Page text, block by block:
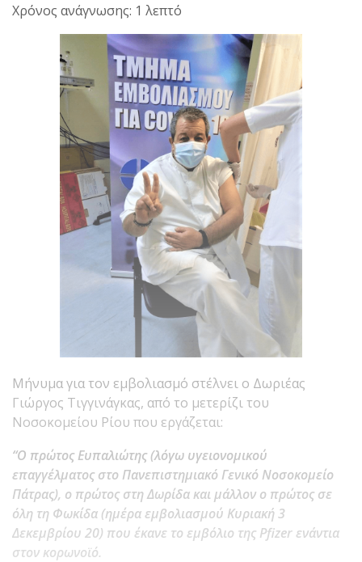
Χρόνος ανάγνωσης: 1 λεπτό
Μήνυμα για τον εμβολιασμό στέλνει ο Δωριέας
Γιώργος Τιγγινάγκας, από το μετερίζι του
Νοσοκομείου Ρίου που εργάζεται:
“Ο πρώτος Ευπαλιώτης (λόγω υγειονομικού
επαγγέλματος στο Πανεπιστημιακό Γενικό Νοσοκομείο
Πάτρας), ο πρώτος στη Δωρίδα και μάλλον ο πρώτος σε
όλη τη Φωκίδα (ημέρα εμβολιασμού Κυριακή 3
Δεκεμβρίου 20) που έκανε το εμβόλιο της Pfizer ενάντια
στον κορωνοϊό.